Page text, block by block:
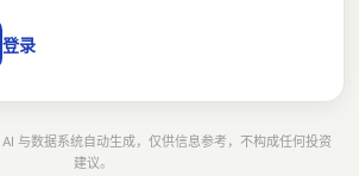
登录
与数据系统自动生成，仅供信息参考，不构成任何投资
建议。